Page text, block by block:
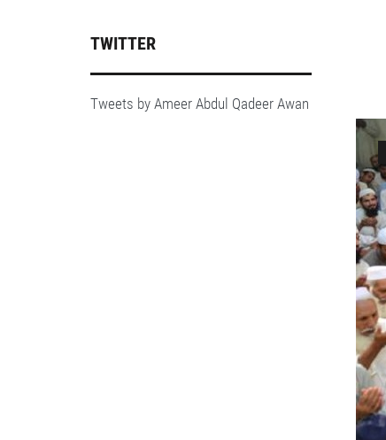
TWITTER
Tweets by Ameer Abdul Qadeer Awan